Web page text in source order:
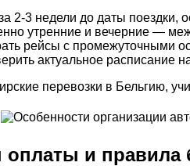
2-3 недели до даты поездки,
утренние и вечерние —
рейсы с промежуточными
актуальное расписание
перевозки в Бельгию,
и